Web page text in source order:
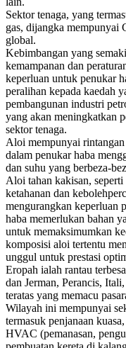
Sektor tenaga, yang
gas, dijangka mempunyai
global.
Kebimbangan yang
kemampanan dan
keperluan untuk penukar
peralihan kepada kaedah
pembangunan industri
yang akan meningkatkan
sektor tenaga.
Aloi mempunyai
dalam penukar haba
dan suhu yang berbeza-
Aloi tahan kakisan,
ketahanan dan
mengurangkan keperluan
haba memerlukan bahan
untuk memaksimumkan
komposisi aloi tertentu
unggul untuk prestasi
Eropah ialah rantau
dan Jerman, Perancis,
teratas yang memacu
Wilayah ini mempunyai
termasuk penjanaan
HVAC (pemanasan,